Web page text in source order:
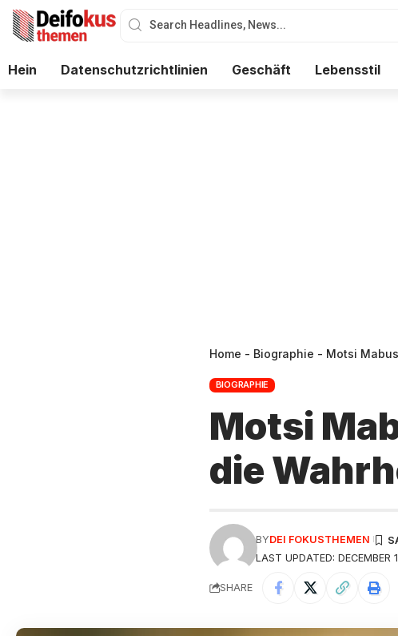
Hein Datenschutzrichtlinien Geschäft Lebensstil
Home - Biographie - Motsi
BIOGRAPHIE
Motsi
die
LAST UPDATED:
BYDEI FOKUSTHEMEN
SHARE